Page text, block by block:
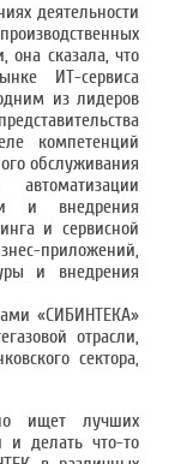
деятельности
она сказала, что
ИТ-сервиса
из лидеров
компетенций
обслуживания
и внедрения
и сервисной
приложений,
и внедрения
«СИБИНТЕКА»
отрасли,
сектора,
ищет лучших
и делать что-то